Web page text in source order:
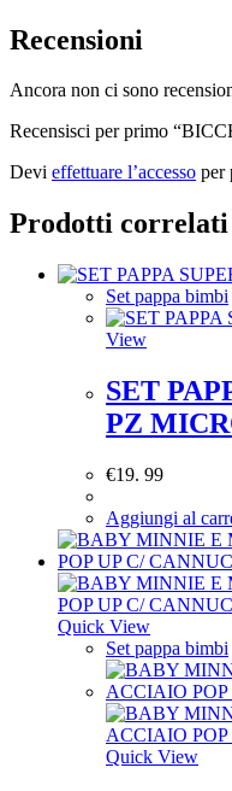
Recensioni
Ancora non ci sono
Recensisci per primo
Devi effettuare l’accesso per
Prodotti correlati
Set pappa bimbi
View
SET
PZ
€19. 99
Aggiungi al
Quick View
Set pappa bimbi
Quick View